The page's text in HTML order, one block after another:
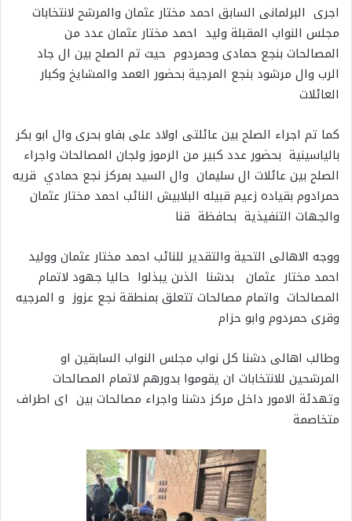
اجرى البرلمانى السابق احمد مختار عثمان والمرشح لانتخابات
مجلس النواب المقبلة وليد احمد مختار عثمان عدد من
المصالحات بنجع حمادى وحمردوم حيث تم الصلح بين ال جاد
الرب وال مرشود بنجع المرجية بحضور العمد والمشايخ وكبار
العائلات
كما تم اجراء الصلح بين عائلتى اولاد على بفاو بحرى وال ابو بكر
بالياسينية بحضور عدد كبير من الرموز ولجان المصالحات واجراء
الصلح بين عائلات ال سليمان وال السيد بمركز نجع حمادي قريه
حمرادوم بقياده زعيم قبيله البلابيش النائب احمد مختار عثمان
والجهات التنفيذية بحافظة قنا
ووجه الاهالى التحية والتقدير للنائب احمد مختار عثمان ووليد
احمد مختار عثمان بدشنا الذىن يبذلوا حاليا جهود لاتمام
المصالحات واتمام مصالحات تتعلق بمنطقة نجع عزوز و المرجيه
وقرى حمردوم وابو حزام
وطالب اهالى دشنا كل نواب مجلس النواب السابقين او
المرشحين للانتخابات ان يقوموا بدورهم لاتمام المصالحات
وتهدئة الامور داخل مركز دشنا واجراء مصالحات بين اى اطراف
متخاصمة